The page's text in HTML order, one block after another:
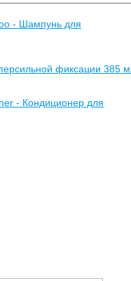
- Шампунь для
фиксации 385
- Кондиционер для